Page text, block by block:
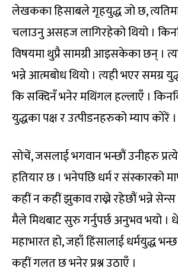
लेखकका हिसाबले गृहयुद्ध जो छ,
चलाउनु असहज लागिरहेको थियो ।
विषयमा थुप्रै सामग्री आइसकेका छन् ।
भन्ने आत्मबोध थियो । त्यही भएर समग्र
कि सक्दिनँ भनेर मथिंगल हल्लाएँ ।
युद्धका पक्ष र उत्पीडनहरुको म्याप कोरें ।
सोचें, जसलाई भगवान भन्छौं उनीहरु
हतियार छ । भनेपछि धर्म र संस्कारको
कहीं न कहीं झुकाव राख्ने रहेछौं भन्ने
मैले मिथबाट सुरु गर्नुपर्छ अनुभव भयो ।
महाभारत हो, जहाँ हिंसालाई धर्मयुद्ध
कहीं गलत छ भनेर प्रश्न उठाएँ ।